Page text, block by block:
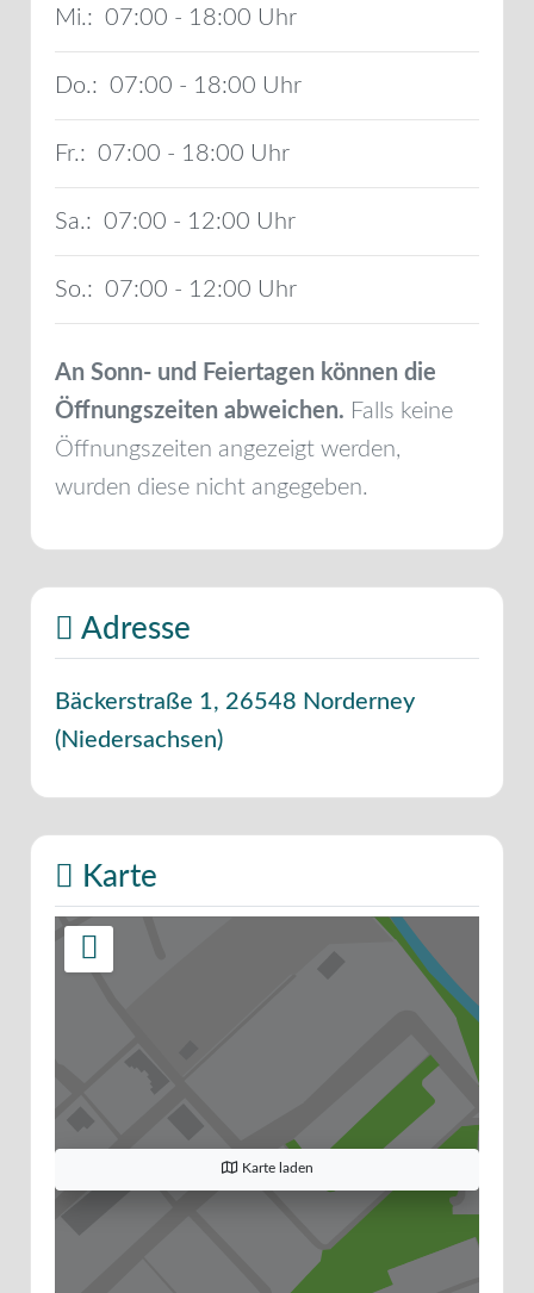
Mi.: 07:00 - 18:00
Do.: 07:00 - 18:00
Fr.: 07:00 - 18:00
Sa.: 07:00 - 12:00
So.: 07:00 - 12:00
An Sonn- und Feiertagen können die
Öffnungszeiten abweichen. Falls keine
Öffnungszeiten angezeigt werden,
wurden diese nicht angegeben.
Adresse
Bäckerstraße 1, 26548 Norderney
(Niedersachsen)
Karte
Karte laden